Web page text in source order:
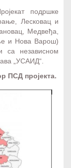
Србији
2017-
подршке
Лесковац и
Медвеђа,
и Нова Варош)
са независном
„УСАИД“.
ПСД пројекта.